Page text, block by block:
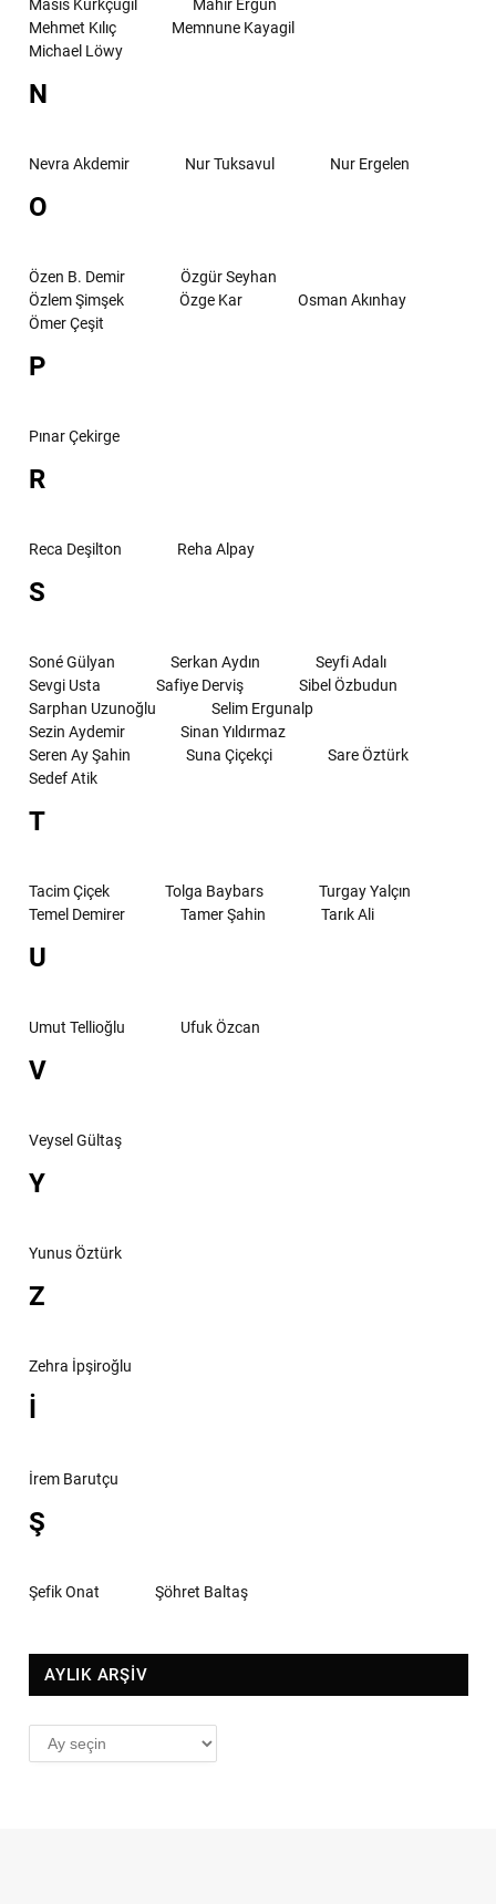
Masis Kürkçügil
Mahir Ergun
Mehmet Kılıç
Memnune Kayagil
Michael Löwy
N
Nevra Akdemir Nur Tuksavul Nur Ergelen
O
Özen B. Demir
Özgür Seyhan
Özlem Şimşek
Özge Kar
Osman Akınhay
Ömer Çeşit
P
Pınar Çekirge
R
Reca Deşilton Reha Alpay
S
Soné Gülyan Serkan Aydın
Seyfi Adalı
Sevgi Usta
Safiye Derviş
Sibel Özbudun
Sarphan Uzunoğlu
Selim Ergunalp
Sezin Aydemir
Sinan Yıldırmaz
Seren Ay Şahin
Suna Çiçekçi
Sare Öztürk
Sedef Atik
T
Tacim Çiçek Tolga Baybars
Turgay Yalçın
Temel Demirer
Tamer Şahin Tarık Ali
U
Umut Tellioğlu Ufuk Özcan
V
Veysel Gültaş
Y
Yunus Öztürk
Z
Zehra İpşiroğlu
İ
İrem Barutçu
Ş
Şefik Onat Şöhret Baltaş
AYLIK ARŞİV
AYLIK
ARŞİV